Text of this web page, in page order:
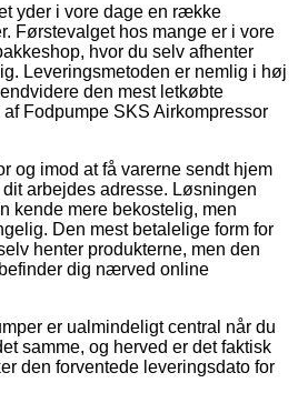
yder i vore dage en række
Førstevalget hos mange er i vore
hvor du selv afhenter
Leveringsmetoden er nemlig i høj
den mest letkøbte
Fodpumpe SKS Airkompressor
og imod at få varerne sendt hjem
arbejdes adresse. Løsningen
kende mere bekostelig, men
Den mest betalelige form for
henter produkterne, men den
dig nærved online
er ualmindeligt central når du
samme, og herved er det faktisk
den forventede leveringsdato for